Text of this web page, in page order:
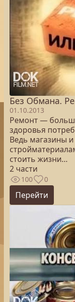
Без Обмана.
01.10.2013
Ремонт —
здоровья
Ведь магазины
стоить жизни…
2 части
100 0
Перейти